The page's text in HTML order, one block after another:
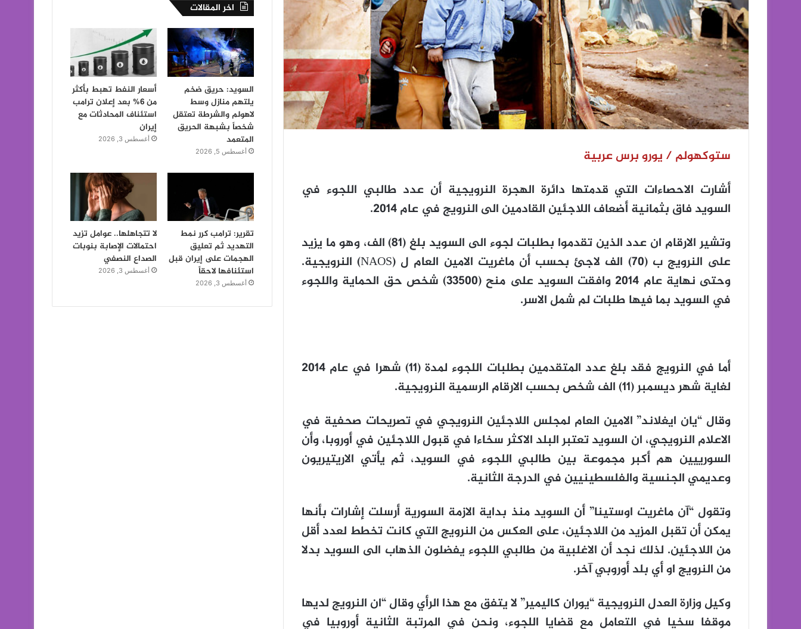
ستوكهولم / يورو برس عربية
أشارت الاحصاءات التي قدمتها دائرة الهجرة النرويجية أن عدد طالبي اللجوء في
السويد فاق بثمانية أضعاف اللاجئين القادمين الى النرويج في عام 2014.
وتشير الارقام ان عدد الذين تقدموا بطلبات لجوء الى السويد بلغ (81) الف، وهو ما يزيد
على النرويج ب (70) الف لاجئ بحسب أن ماغريت الامين العام ل (NAOS) النرويجية.
وحتى نهاية عام 2014 وافقت السويد على منح (33500) شخص حق الحماية واللجوء
في السويد بما فيها طلبات لم شمل الاسر.
أما في النرويج فقد بلغ عدد المتقدمين بطلبات اللجوء لمدة (11) شهرا في عام 2014
لغاية شهر ديسمبر (11) الف شخص بحسب الارقام الرسمية النرويجية.
وقال “يان ايغلاند” الامين العام لمجلس اللاجئين النرويجي في تصريحات صحفية في
الاعلام النرويجي، ان السويد تعتبر البلد الاكثر سخاءا في قبول اللاجئين في أوروبا، وأن
السورييين هم أكبر مجموعة بين طالبي اللجوء في السويد، ثم يأتي الاريتيريون
وعديمي الجنسية والفلسطينيين في الدرجة الثانية.
وتقول “آن ماغريت اوستينا” أن السويد منذ بداية الازمة السورية أرسلت إشارات بأنها
يمكن أن تقبل المزيد من اللاجئين، على العكس من النرويج التي كانت تخطط لعدد أقل
من اللاجئين. لذلك نجد أن الاغلبية من طالبي اللجوء يفضلون الذهاب الى السويد بدلا
من النرويج او أي بلد أوروبي آخر.
وكيل وزارة العدل النرويجية “يوران كاليمير” لا يتفق مع هذا الرأي وقال “ان النرويج لديها
موقفا سخيا في التعامل مع قضايا اللجوء، ونحن في المرتبة الثانية أوروبيا في
اخر المقالات
السويد: حريق ضخم
يلتهم منازل وسط
لاهولم والشرطة تعتقل
شخصاً بشبهة الحريق
المتعمد
أغسطس 5, 2026
أسعار النفط تهبط بأكثر
من 6% بعد إعلان ترامب
استئناف المحادثات مع
إيران
أغسطس 3, 2026
تقرير: ترامب كرر نمط
التهديد ثم تعليق
الهجمات على إيران قبل
استئنافها لاحقاً
أغسطس 3, 2026
لا تتجاهلها.. عوامل تزيد
احتمالات الإصابة بنوبات
الصداع النصفي
أغسطس 3, 2026